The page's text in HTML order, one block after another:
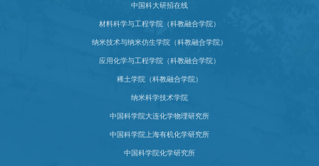
中国科大研招在线
材料科学与工程学院（科教融合学院）
纳米技术与纳米仿生学院（科教融合学院）
应用化学与工程学院（科教融合学院）
稀土学院（科教融合学院）
纳米科学技术学院
中国科学院大连化学物理研究所
中国科学院上海有机化学研究所
中国科学院化学研究所